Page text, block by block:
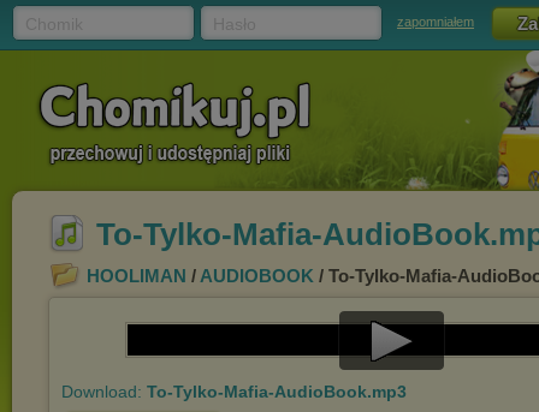
zapomniałem
To-Tylko-Mafia-
HOOLIMAN / AUDIOBOOK / To-Tylko-Mafia-
Play
Download: To-Tylko-Mafia-AudioBook.mp3